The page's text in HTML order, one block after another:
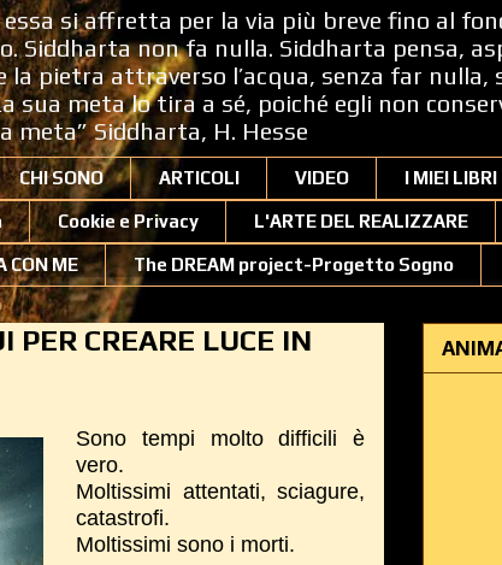
si affretta per la via più breve fino al
Siddharta non fa nulla. Siddharta pensa,
la pietra attraverso l’acqua, senza far nulla,
sua meta lo tira a sé, poiché egli non
meta” Siddharta, H. Hesse
CHI SONO ARTICOLI VIDEO I MIEI LIBRI
Cookie e Privacy L'ARTE DEL REALIZZARE
CON ME The DREAM project-Progetto Sogno
PER CREARE LUCE IN
Sono tempi molto difficili è
vero.
Moltissimi attentati, sciagure,
catastrofi.
Moltissimi sono i morti.